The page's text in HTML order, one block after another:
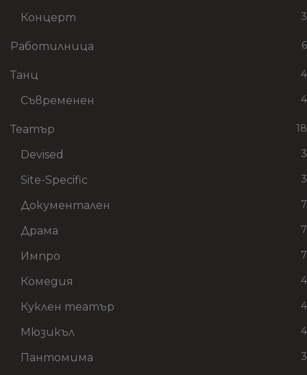
Концерт 3
Работилница 6
Танц 4
Съвременен 4
Театър 18
Devised 3
Site-Specific 3
Документален 7
Драма 7
Импро 7
Комедия 4
Куклен театър 4
Мюзикъл 4
Пантомима 3